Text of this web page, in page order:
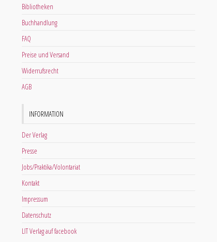
Bibliotheken
Buchhandlung
FAQ
Preise und Versand
Widerrufsrecht
AGB
INFORMATION
Der Verlag
Presse
Jobs/Praktika/Volontariat
Kontakt
Impressum
Datenschutz
LIT Verlag auf facebook